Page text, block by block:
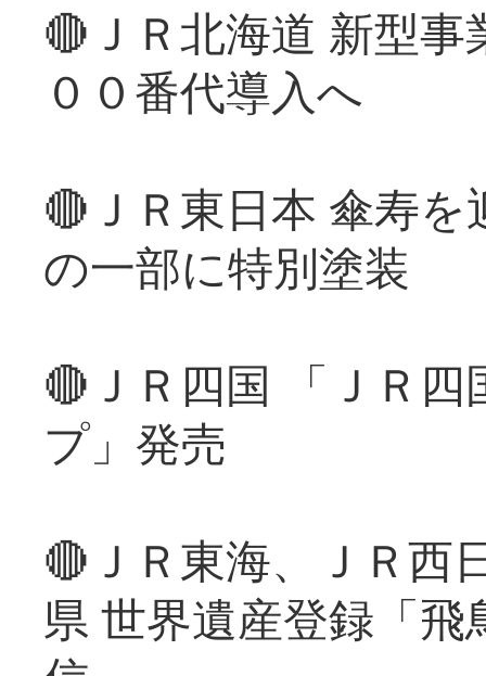
🔴ＪＲ北海道 新型
００番代導入へ
🔴ＪＲ東日本 傘寿
の一部に特別塗装
🔴ＪＲ四国 「ＪＲ
プ」発売
🔴ＪＲ東海、ＪＲ西
県 世界遺産登録「